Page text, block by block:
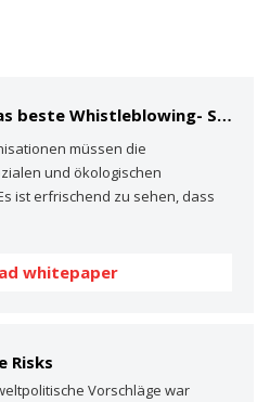
System für Ihre Organisation Ein Käuferleitfaden
müssen die
und ökologischen
ist erfrischend zu sehen, dass
whitepaper
Risks
Vorschläge war